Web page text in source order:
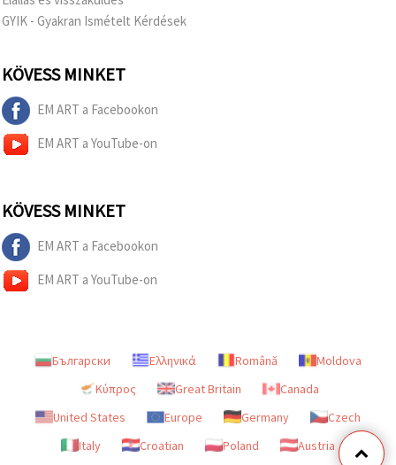
GYIK - Gyakran Ismételt Kérdések
KÖVESS MINKET
EM ART a Facebookon
EM ART a YouTube-on
KÖVESS MINKET
EM ART a Facebookon
EM ART a YouTube-on
Български Ελληνικά Română
Moldova
Κύπρος
Great Britain
Canada
United States
Europe Germany
Czech
Italy
Croatian Poland Austria